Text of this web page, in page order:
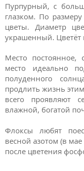
Пурпурный, с
глазком. По
цветы. Диаметр
украшенный. Цветёт
Место постоянное,
место идеально
полуденного
продлить жизнь
всего проявляют
влажной, богатой
Флоксы любят
весной азотом (в
после цветения